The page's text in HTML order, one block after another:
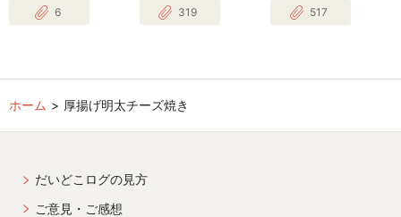
6 319 517
ホーム 厚揚げ明太チーズ焼き
だいどこログの見方
ご意見・ご感想